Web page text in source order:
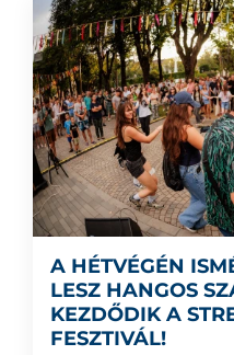
A HÉTVÉGÉN
LESZ HANGOS
KEZDŐDIK A
FESZTIVÁL!